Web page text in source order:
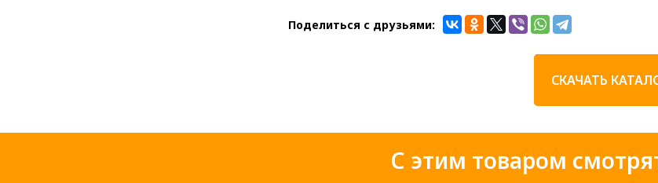
Поделиться с друзьями:
СКАЧАТЬ
С этим товаром